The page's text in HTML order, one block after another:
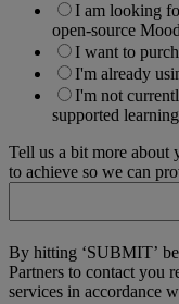
I am looking
open-source
I want to
I'm already
I'm not
supported
Tell us a bit more about
to achieve so we can
By hitting ‘SUBMIT’
Partners to contact you
services in accordance